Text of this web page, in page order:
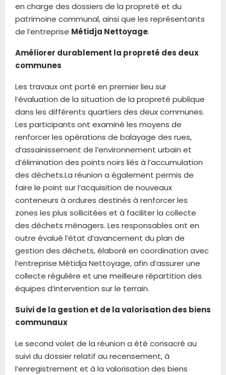
en charge des dossiers de la propreté et du
patrimoine communal, ainsi que les représentants
de l’entreprise Métidja Nettoyage.
Améliorer durablement la propreté des deux
communes
Les travaux ont porté en premier lieu sur
l’évaluation de la situation de la propreté publique
dans les différents quartiers des deux communes.
Les participants ont examiné les moyens de
renforcer les opérations de balayage des rues,
d’assainissement de l’environnement urbain et
d’élimination des points noirs liés à l’accumulation
des déchets.La réunion a également permis de
faire le point sur l’acquisition de nouveaux
conteneurs à ordures destinés à renforcer les
zones les plus sollicitées et à faciliter la collecte
des déchets ménagers. Les responsables ont en
outre évalué l’état d’avancement du plan de
gestion des déchets, élaboré en coordination avec
l’entreprise Métidja Nettoyage, afin d’assurer une
collecte régulière et une meilleure répartition des
équipes d’intervention sur le terrain.
Suivi de la gestion et de la valorisation des biens
communaux
Le second volet de la réunion a été consacré au
suivi du dossier relatif au recensement, à
l’enregistrement et à la valorisation des biens